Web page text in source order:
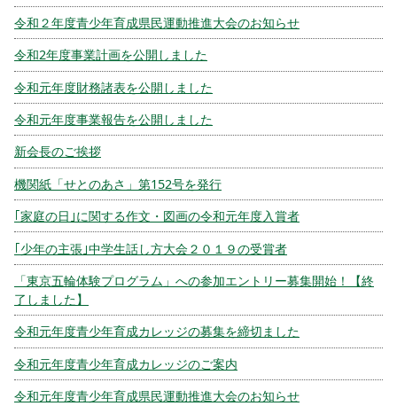
令和２年度青少年育成県民運動推進大会のお知らせ
令和2年度事業計画を公開しました
令和元年度財務諸表を公開しました
令和元年度事業報告を公開しました
新会長のご挨拶
機関紙「せとのあさ」第152号を発行
｢家庭の日｣に関する作文・図画の令和元年度入賞者
｢少年の主張｣中学生話し方大会２０１９の受賞者
「東京五輪体験プログラム」への参加エントリー募集開始！【終
了しました】
令和元年度青少年育成カレッジの募集を締切ました
令和元年度青少年育成カレッジのご案内
令和元年度青少年育成県民運動推進大会のお知らせ